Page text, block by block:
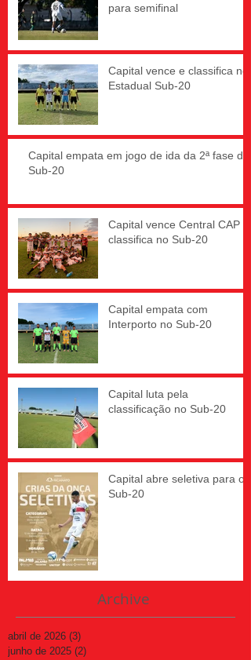
para semifinal
Capital vence e classifica no
Estadual Sub-20
Capital empata em jogo de ida da 2ª fase do
Sub-20
Capital vence Central CAP e
classifica no Sub-20
Capital empata com
Interporto no Sub-20
Capital luta pela
classificação no Sub-20
Capital abre seletiva para o
Sub-20
Archive
abril de 2026 (3)
junho de 2025 (2)